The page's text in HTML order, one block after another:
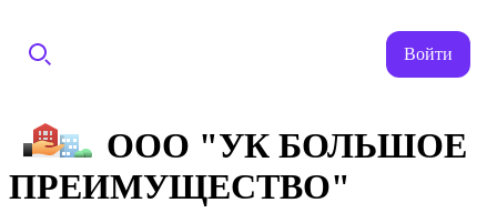
Войти
ООО "УК БОЛЬШОЕ
ПРЕИМУЩЕСТВО"